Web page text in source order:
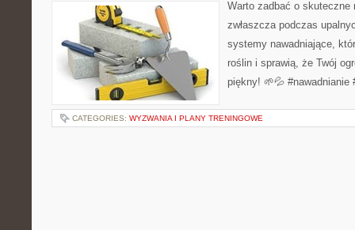
Warto zadbać o skuteczne
zwłaszcza podczas
systemy nawadniające,
roślin i sprawią, że Twój
piękny! 🌱💦 #nawadnianie
CATEGORIES: WYZWANIA I PLANY TRENINGOWE